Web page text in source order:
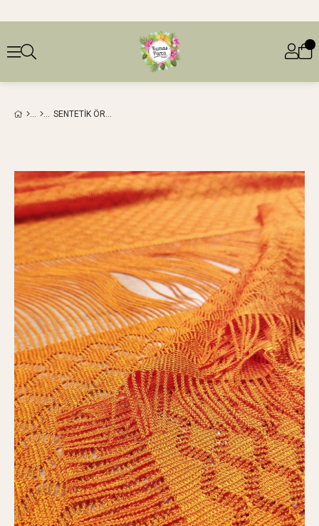
SENTETIK ÖRME TURUNCU RENKTE (EN 170 CM X BOY 180 CM)